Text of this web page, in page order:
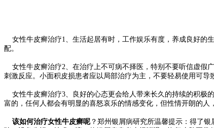
女性牛皮癣治疗1、生活起居有时，工作娱乐有度，养成良好的
配。
女性牛皮癣治疗2、在治疗上不可病不择医，特别不要听信虚假
刺激反应。小面积皮损患者应以局部治疗为主，不要轻易使用可导
女性牛皮癣治疗3、良好的心态更会给人带来长久的持续的积极
富的，任何人都会有明显的喜怒哀乐的情感变化，但性情开朗的人
该如何治疗女性牛皮癣呢 ？郑州银屑病研究所温馨提示：得了